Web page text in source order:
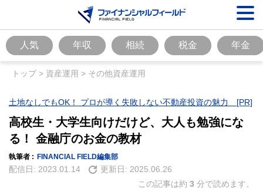
人気 年収 相続 税金 年金
トップ> 資産運用 > その他資産運用
土地なしでもOK！ プロが導く失敗しない不動産投資の魅力 [PR]
高校生・大学生向けだけど、大人も勉強にな
る！ 金融庁のお金の教材
執筆者 : FINANCIAL FIELD編集部
配信日: 2023.01.14 更新日: 2025.06.26
この記事は約 3 分で読めます。